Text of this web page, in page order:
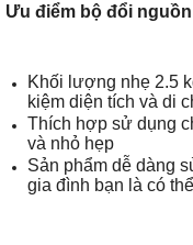
Ưu điểm bộ đổi
Khối lượng nhẹ 2.5
kiệm diện tích và di
Thích hợp sử dụng
và nhỏ hẹp
Sản phẩm dễ dàng
gia đình bạn là có